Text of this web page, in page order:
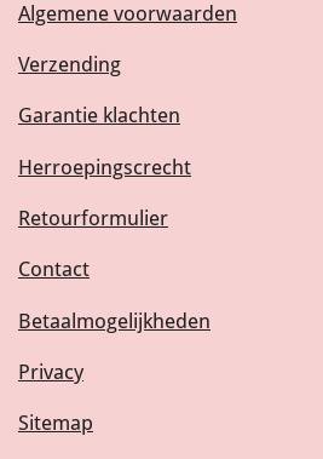
Algemene voorwaarden
Verzending
Garantie klachten
Herroepingscrecht
Retourformulier
Contact
Betaalmogelijkheden
Privacy
Sitemap